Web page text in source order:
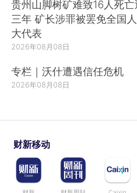
贵州山脚树矿难致16人死亡
三年 矿长涉罪被罢免全国人
大代表
2026年08月08日
专栏｜沃什遭遇信任危机
2026年08月08日
财新移动